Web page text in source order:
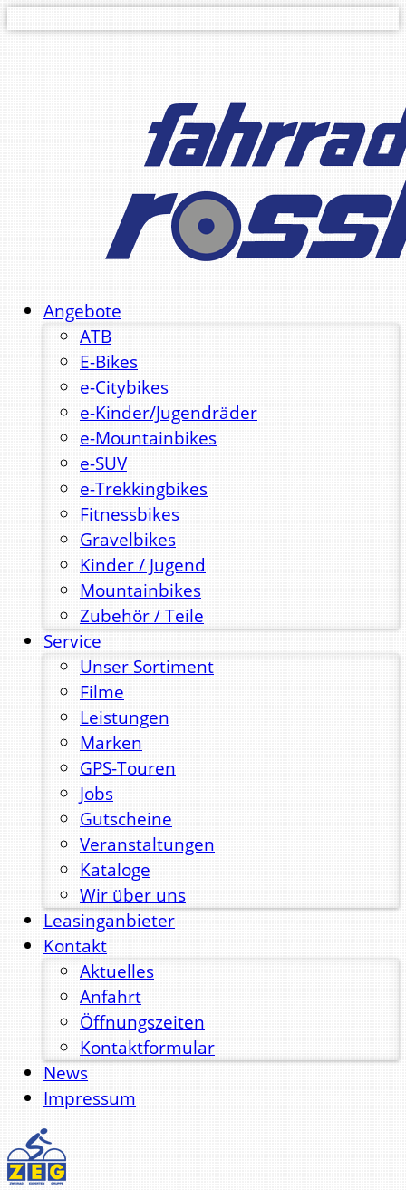
Angebote
ATB
E-Bikes
e-Citybikes
e-Kinder/Jugendräder
e-Mountainbikes
e-SUV
e-Trekkingbikes
Fitnessbikes
Gravelbikes
Kinder / Jugend
Mountainbikes
Zubehör / Teile
Service
Unser Sortiment
Filme
Leistungen
Marken
GPS-Touren
Jobs
Gutscheine
Veranstaltungen
Kataloge
Wir über uns
Leasinganbieter
Kontakt
Aktuelles
Anfahrt
Öffnungszeiten
Kontaktformular
News
Impressum